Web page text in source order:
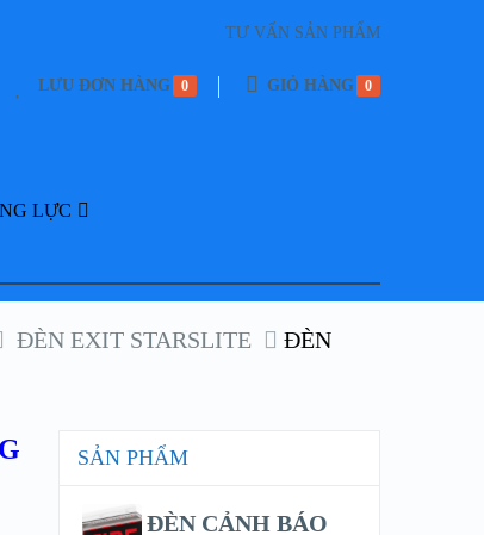
TƯ VẤN SẢN PHẨM
LƯU ĐƠN HÀNG 0 GIỎ HÀNG 0
LỰC
ĐÈN EXIT STARSLITE
ĐÈN
SẢN PHẨM
ĐÈN CẢNH BÁO